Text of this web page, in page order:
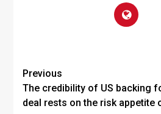
Previous
The credibility of US backing
deal rests on the risk appetite